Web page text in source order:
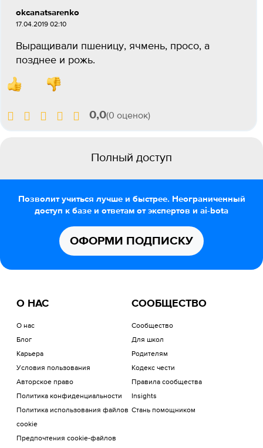
okcanatsarenko
17.04.2019 02:10
Выращивали пшеницу, ячмень, просо, а
позднее и рожь.
0,0(0 оценок)
Полный доступ
Позволит учиться лучше и быстрее. Неограниченный
доступ к базе и ответам от экспертов и ai-bota
ОФОРМИ ПОДПИСКУ
О НАС
О нас
Блог
Карьера
Условия пользования
Авторское право
Политика конфиденциальности
Политика использования файлов
cookie
Предпочтения cookie-файлов
СООБЩЕСТВО
Сообщество
Для школ
Родителям
Кодекс чести
Правила сообщества
Insights
Стань помощником